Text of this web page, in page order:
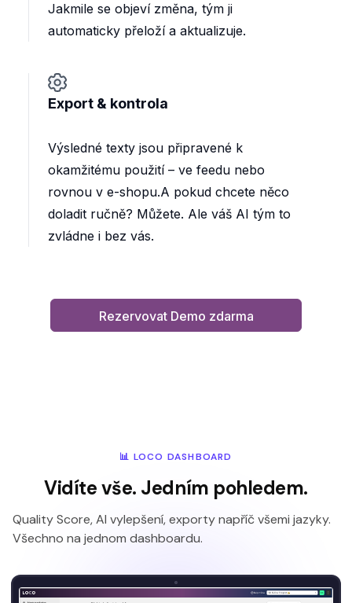
Jakmile se objeví změna, tým ji
automaticky přeloží a aktualizuje.
Export & kontrola
Výsledné texty jsou připravené k
okamžitému použití – ve feedu nebo
rovnou v e-shopu.A pokud chcete něco
doladit ručně? Můžete. Ale váš AI tým to
zvládne i bez vás.
Rezervovat Demo zdarma
📊 LOCO DASHBOARD
Vidíte vše. Jedním pohledem.
Quality Score, AI vylepšení, exporty napříč všemi jazyky.
Všechno na jednom dashboardu.